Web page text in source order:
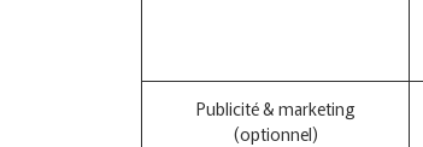
Publicité & marketing
(optionnel)